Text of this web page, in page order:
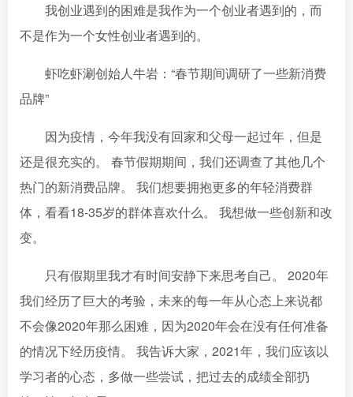
我创业遇到的困难是我作为一个创业者遇到的，而
不是作为一个女性创业者遇到的。
虾吃虾涮创始人牛岩：“春节期间调研了一些新消费
品牌”
因为疫情，今年我没有回家和父母一起过年，但是
还是很充实的。 春节假期期间，我们还调查了其他几个
热门的新消费品牌。 我们想要拥抱更多的年轻消费群
体，看看18-35岁的群体喜欢什么。 我想做一些创新和改
变。
只有假期里我才有时间安静下来思考自己。 2020年
我们经历了巨大的考验，未来的每一年从心态上来说都
不会像2020年那么困难，因为2020年会在没有任何准备
的情况下经历疫情。 我告诉大家，2021年，我们应该以
学习者的心态，多做一些尝试，把过去的成绩全部扔